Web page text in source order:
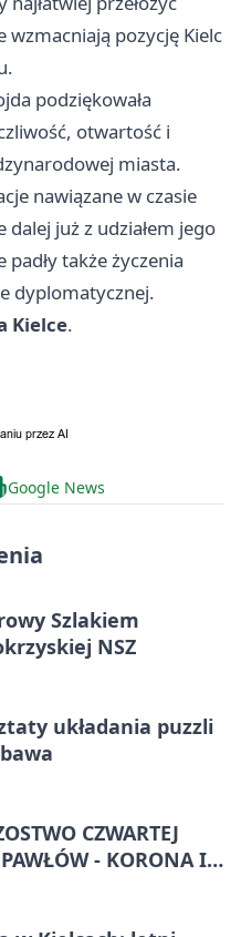
pozycję Kielc
podziękowała
otwartość i
miasta.
nawiązane w czasie
już z udziałem jego
także życzenia
dyplomatycznej.
Kielce.
Google News
Szlakiem
NSZ
układania puzzli
CZWARTEJ
- KORONA III